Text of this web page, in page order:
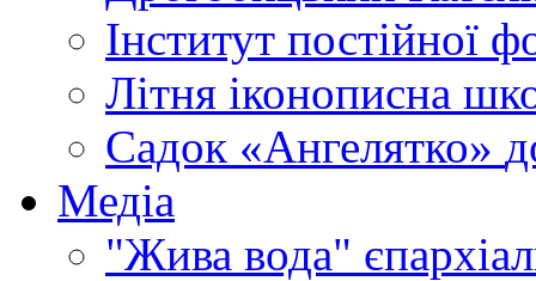
Інститут постійної
Літня іконописна
Садок «Ангелятко»
Медіа
"Жива вода"